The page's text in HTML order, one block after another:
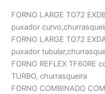
FORNO LARGE TO72
puxador
FORNO LARGE TO72
puxador
FORNO REFLEX TF60RE
TURBO, churrasqueira
FORNO COMBINADO